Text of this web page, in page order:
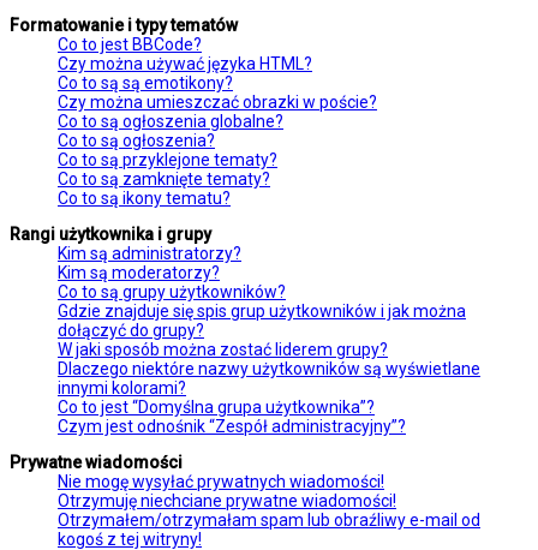
Formatowanie i typy tematów
Co to jest BBCode?
Czy można używać języka HTML?
Co to są są emotikony?
Czy można umieszczać obrazki w poście?
Co to są ogłoszenia globalne?
Co to są ogłoszenia?
Co to są przyklejone tematy?
Co to są zamknięte tematy?
Co to są ikony tematu?
Rangi użytkownika i grupy
Kim są administratorzy?
Kim są moderatorzy?
Co to są grupy użytkowników?
Gdzie znajduje się spis grup użytkowników i jak można
dołączyć do grupy?
W jaki sposób można zostać liderem grupy?
Dlaczego niektóre nazwy użytkowników są wyświetlane
innymi kolorami?
Co to jest “Domyślna grupa użytkownika”?
Czym jest odnośnik “Zespół administracyjny”?
Prywatne wiadomości
Nie mogę wysyłać prywatnych wiadomości!
Otrzymuję niechciane prywatne wiadomości!
Otrzymałem/otrzymałam spam lub obraźliwy e-mail od
kogoś z tej witryny!